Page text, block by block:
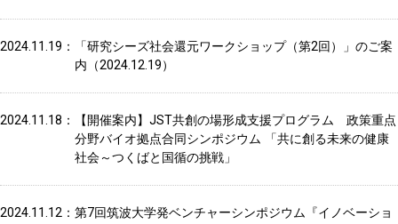
2024.11.19
「研究シーズ社会還元ワークショップ（第2回）」のご案
内（2024.12.19）
2024.11.18
【開催案内】JST共創の場形成支援プログラム 政策重点
分野バイオ拠点合同シンポジウム 「共に創る未来の健康
社会～つくばと国循の挑戦」
2024.11.12
第7回筑波大学発ベンチャーシンポジウム『イノベーショ